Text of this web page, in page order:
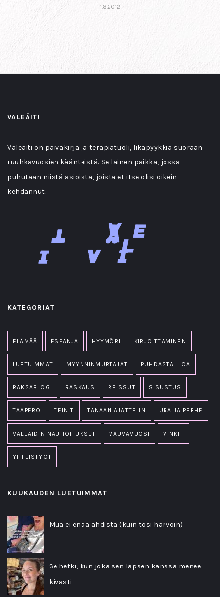
1.8.2012
VALEÄITI
Valeäiti on päiväkirja ja terapiatuoli, likapyykkiä suoraan
ruuhkavuosien käänteistä. Sellainen paikka, jossa
puhutaan niistä asioista, joista et itse olisi oikein
kehdannut.
KATEGORIAT
ELÄMÄÄ ESPANJA HYYMÖRI KIRJOITTAMINEN
LUETUIMMAT MYYNNINMURTAJAT PUHDASTA ILOA
RAKSABLOGI RASKAUS REISSUT SISUSTUS
TAAPERO TEINIT TÄNÄÄN AJATTELIN URA JA PERHE
VALEÄIDIN NAUHOITUKSET VAUVAVUOSI VINKIT
YHTEISTYÖT
KUUKAUDEN LUETUIMMAT
Mua ei enää ahdista (kuin tosi harvoin)
Se hetki, kun jokaisen lapsen kanssa menee
kivasti